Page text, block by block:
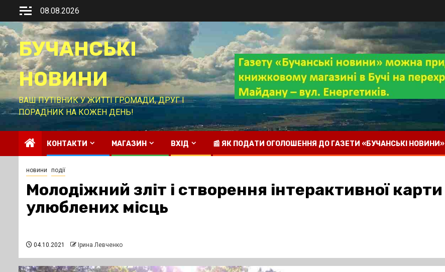
Перейти
вмісту
08.08.2026
БУЧАНСЬКІ
НОВИНИ
ВАШ ПУТІВНИК У ЖИТТІ ГРОМАДИ, ДРУГ І
ПОРАДНИК НА КОЖЕН ДЕНЬ!
КОНТАКТИ МАГАЗИН ВХІД 📰 ЯК ПОДАТИ ОГОЛОШЕННЯ ДО ГАЗЕТИ «БУЧАНСЬКІ НОВИНИ»
новини події
Молодіжний зліт і створення інтерактивної карти
улюблених місць
04.10.2021 Ірина Левченко